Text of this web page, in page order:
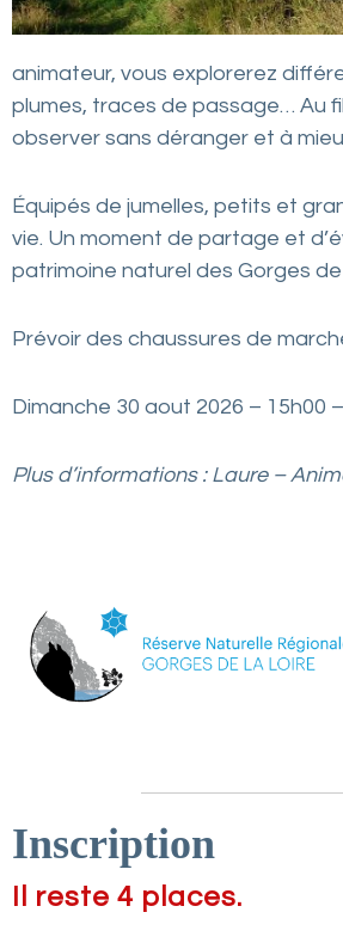
o
c
i
a
i
o
n
é
animateur, vous explorerez
plumes, traces de passage… Au
observer sans déranger et à
Équipés de jumelles, petits et
vie. Un moment de partage et
patrimoine naturel des Gorges de
Prévoir des chaussures de
Dimanche 30 aout 2026 – 15h00
Plus d’informations : Laure –
Inscription
Il reste 4 places.